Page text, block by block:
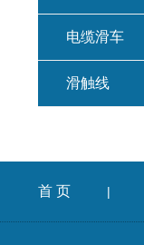
电缆滑车
滑触线
首 页 |